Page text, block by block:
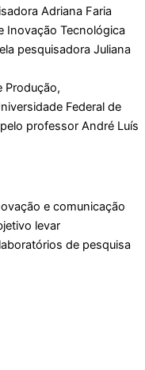
Adriana Faria
Inovação Tecnológica
pesquisadora Juliana
Produção,
Federal de
professor André Luís
e comunicação
levar
de pesquisa